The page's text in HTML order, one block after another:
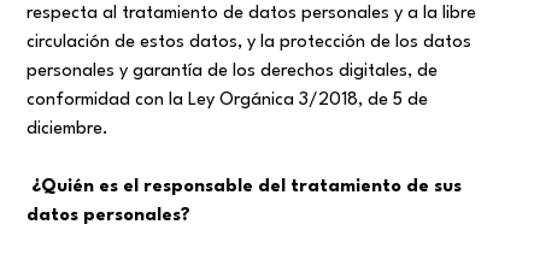
respecta al tratamiento de datos personales y a la libre
circulación de estos datos, y la protección de los datos
personales y garantía de los derechos digitales, de
conformidad con la Ley Orgánica 3/2018, de 5 de
diciembre.
¿Quién es el responsable del tratamiento de sus
datos personales?